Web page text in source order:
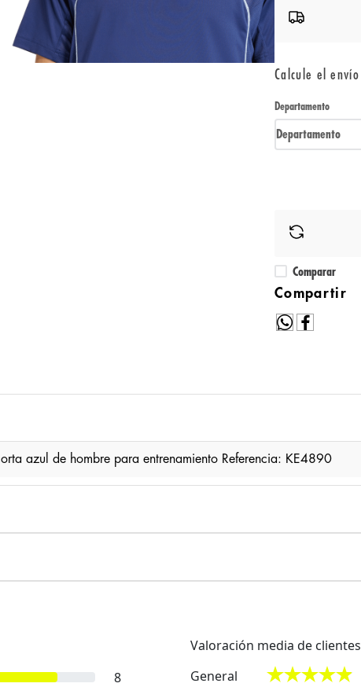
Calcule el envío
Departamento
Departamento
Comparar
azul de hombre para entrenamiento Referencia: KE4890
8
Valoración media de clientes
General